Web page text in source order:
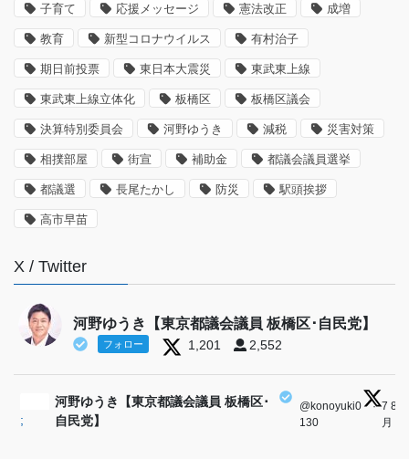
子育て 応援メッセージ 憲法改正 成増
教育 新型コロナウイルス 有村治子
期日前投票 東日本大震災 東武東上線
東武東上線立体化 板橋区 板橋区議会
決算特別委員会 河野ゆうき 減税 災害対策
相撲部屋 街宣 補助金 都議会議員選挙
都議選 長尾たかし 防災 駅頭挨拶
高市早苗
X / Twitter
河野ゆうき【東京都議会議員 板橋区･自民党】
フォロー 1,201 2,552
;
河野ゆうき【東京都議会議員 板橋区･
自民党】
@konoyuki0
130
· 7 8
月